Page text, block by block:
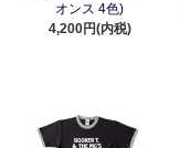
オンス 4色)
4,200円(内税)